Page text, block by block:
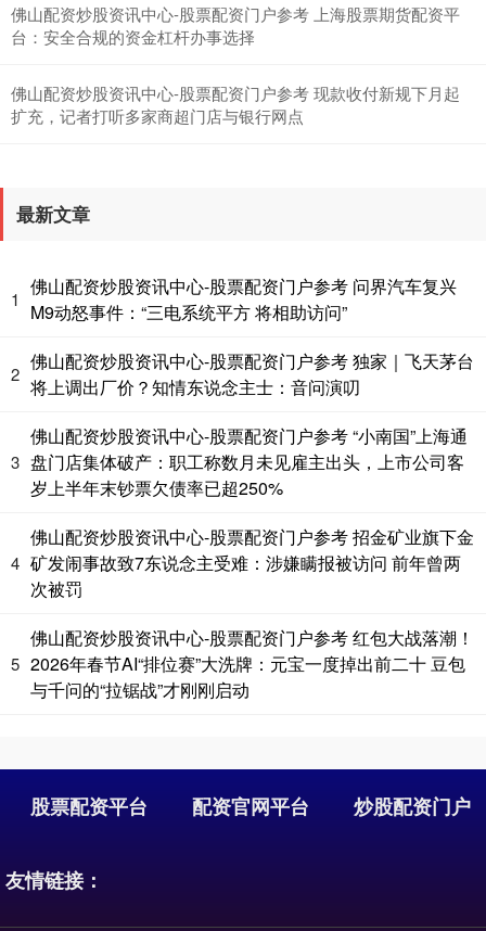
国债指数 229.80 +0.11 +0.05%
期指IC0 7881.40 +26.20 +0.33%
佛山配资炒股资讯中心-股票配资门户参考 上海股票期货配资平
台：安全合规的资金杠杆办事选择
佛山配资炒股资讯中心-股票配资门户参考 现款收付新规下月起
扩充，记者打听多家商超门店与银行网点
最新文章
1
佛山配资炒股资讯中心-股票配资门户参考 问界汽车复兴
M9动怒事件：“三电系统平方 将相助访问”
2
佛山配资炒股资讯中心-股票配资门户参考 独家｜飞天茅台
将上调出厂价？知情东说念主士：音问演叨
3
佛山配资炒股资讯中心-股票配资门户参考 “小南国”上海通
盘门店集体破产：职工称数月未见雇主出头，上市公司客
岁上半年末钞票欠债率已超250%
4
佛山配资炒股资讯中心-股票配资门户参考 招金矿业旗下金
矿发闹事故致7东说念主受难：涉嫌瞒报被访问 前年曾两
次被罚
5
佛山配资炒股资讯中心-股票配资门户参考 红包大战落潮！
2026年春节AI“排位赛”大洗牌：元宝一度掉出前二十 豆包
与千问的“拉锯战”才刚刚启动
股票配资平台 配资官网平台 炒股配资门户
友情链接：